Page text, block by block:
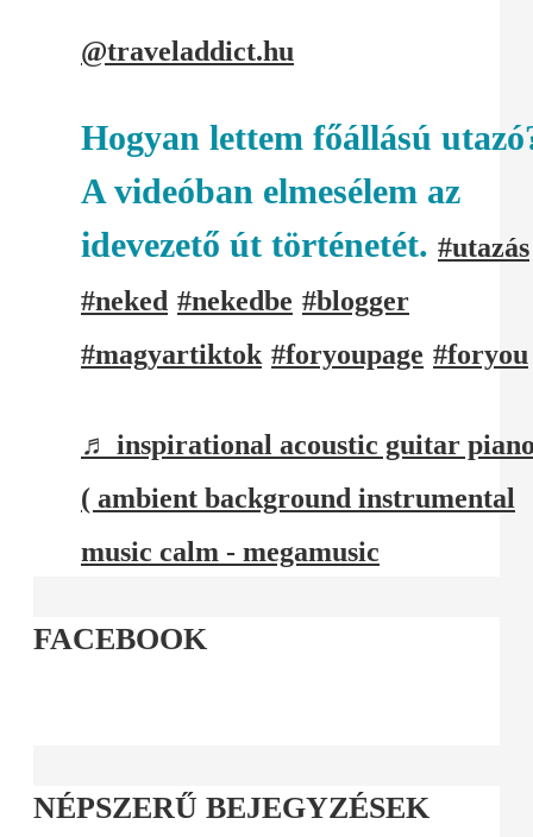
@traveladdict.hu
Hogyan lettem főállású
A videóban elmesélem az
idevezető út történetét. #utazás
#neked #nekedbe #blogger
#magyartiktok #foryoupage #foryou
♬ inspirational acoustic guitar
( ambient background instrumental
music calm - megamusic
FACEBOOK
NÉPSZERŰ BEJEGYZÉSEK